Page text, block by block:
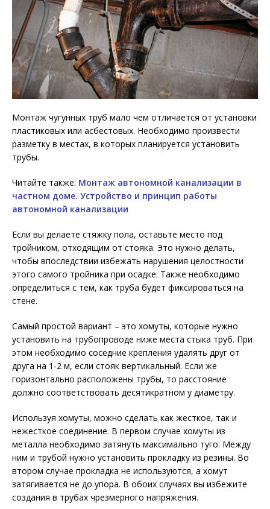
Монтаж чугунных труб мало чем отличается от установки
пластиковых или асбестовых. Необходимо произвести
разметку в местах, в которых планируется установить
трубы.
Читайте также: Монтаж автономной канализации в
частном доме. Устройство и принцип работы
автономной канализации
Если вы делаете стяжку пола, оставьте место под
тройником, отходящим от стояка. Это нужно делать,
чтобы впоследствии избежать нарушения целостности
этого самого тройника при осадке. Также необходимо
определиться с тем, как труба будет фиксироваться на
стене.
Самый простой вариант – это хомуты, которые нужно
установить на трубопроводе ниже места стыка труб. При
этом необходимо соседние крепления удалять друг от
друга на 1-2 м, если стояк вертикальный. Если же
горизонтально расположены трубы, то расстояние
должно соответствовать десятикратном у диаметру.
Используя хомуты, можно сделать как жесткое, так и
нежесткое соединение. В первом случае хомуты из
металла необходимо затянуть максимально туго. Между
ним и трубой нужно установить прокладку из резины. Во
втором случае прокладка не используются, а хомут
затягивается не до упора. В обоих случаях вы избежите
создания в трубах чрезмерного напряжения.